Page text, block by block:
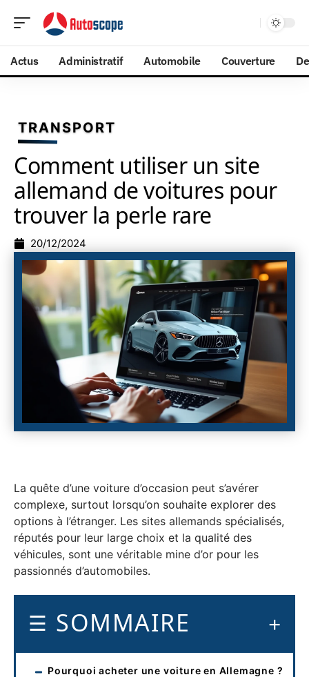
Actus Administratif Automobile Couverture
TRANSPORT
Comment utiliser un site
allemand de voitures pour
trouver la perle rare
20/12/2024
La quête d’une voiture d’occasion peut s’avérer
complexe, surtout lorsqu’on souhaite explorer des
options à l’étranger. Les sites allemands spécialisés,
réputés pour leur large choix et la qualité des
véhicules, sont une véritable mine d’or pour les
passionnés d’automobiles.
SOMMAIRE
Pourquoi acheter une voiture en Allemagne ?